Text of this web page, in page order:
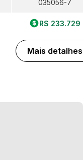
035056-7
R$ 233.729
Mais detalhes